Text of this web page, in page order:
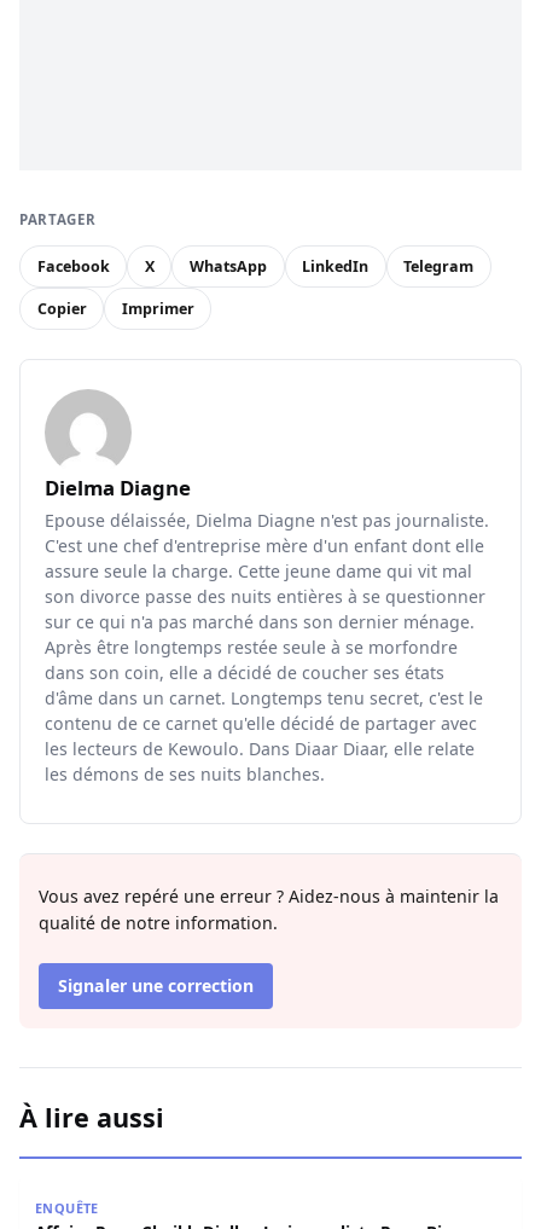
PARTAGER
Facebook X WhatsApp LinkedIn Telegram
Copier Imprimer
Dielma Diagne
Epouse délaissée, Dielma Diagne n'est pas journaliste.
C'est une chef d'entreprise mère d'un enfant dont elle
assure seule la charge. Cette jeune dame qui vit mal
son divorce passe des nuits entières à se questionner
sur ce qui n'a pas marché dans son dernier ménage.
Après être longtemps restée seule à se morfondre
dans son coin, elle a décidé de coucher ses états
d'âme dans un carnet. Longtemps tenu secret, c'est le
contenu de ce carnet qu'elle décidé de partager avec
les lecteurs de Kewoulo. Dans Diaar Diaar, elle relate
les démons de ses nuits blanches.
Vous avez repéré une erreur ? Aidez-nous à maintenir la
qualité de notre information.
Signaler une correction
À lire aussi
ENQUÊTE